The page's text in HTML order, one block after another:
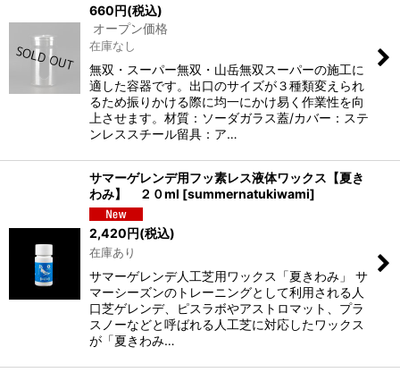
660円(税込)
オープン価格
在庫なし
無双・スーパー無双・山岳無双スーパーの施工に
適した容器です。出口のサイズが３種類変えられ
るため振りかける際に均一にかけ易く作業性を向
上させます。材質：ソーダガラス蓋/カバー：ステ
ンレススチール留具：ア…
サマーゲレンデ用フッ素レス液体ワックス【夏き
わみ】 ２０ml [summernatukiwami]
2,420円(税込)
在庫あり
サマーゲレンデ人工芝用ワックス「夏きわみ」 サ
マーシーズンのトレーニングとして利用される人
口芝ゲレンデ、ピスラボやアストロマット、プラ
スノーなどと呼ばれる人工芝に対応したワックス
が「夏きわみ…